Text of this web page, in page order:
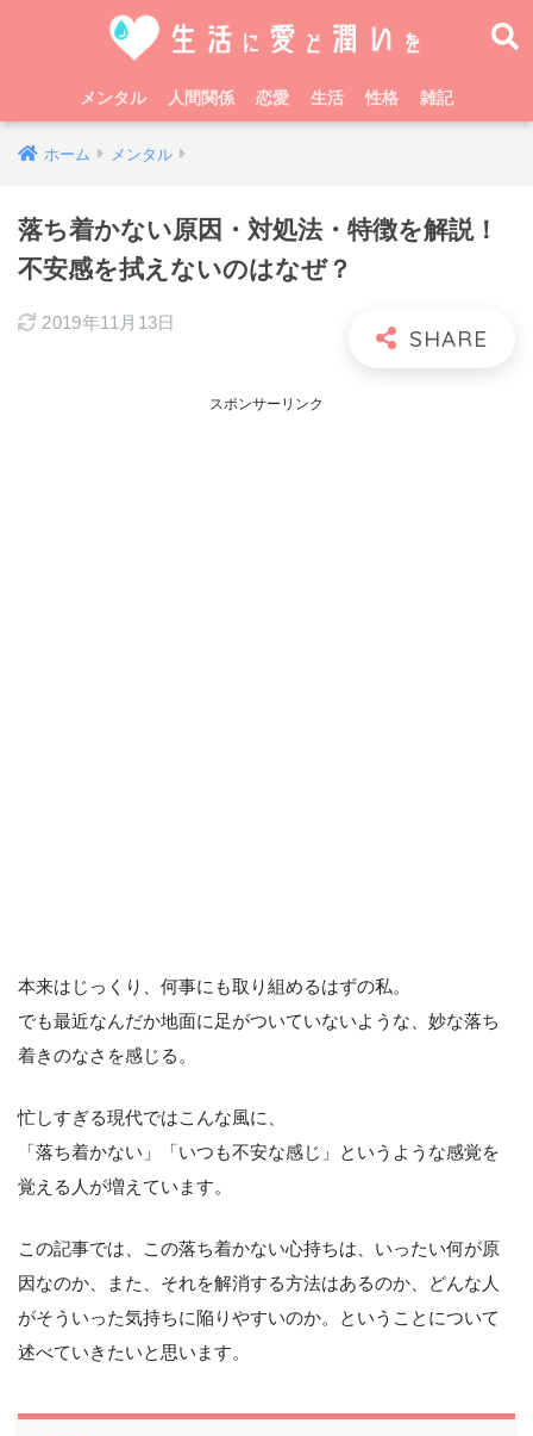
メンタル 人間関係 恋愛 生活 性格 雑記
ホーム メンタル
落ち着かない原因・対処法・特徴を解説！
不安感を拭えないのはなぜ？
2019年11月13日
スポンサーリンク
本来はじっくり、何事にも取り組めるはずの私。
でも最近なんだか地面に足がついていないような、妙な落ち
着きのなさを感じる。
忙しすぎる現代ではこんな風に、
「落ち着かない」「いつも不安な感じ」というような感覚を
覚える人が増えています。
この記事では、この落ち着かない心持ちは、いったい何が原
因なのか、また、それを解消する方法はあるのか、どんな人
がそういった気持ちに陥りやすいのか。ということについて
述べていきたいと思います。